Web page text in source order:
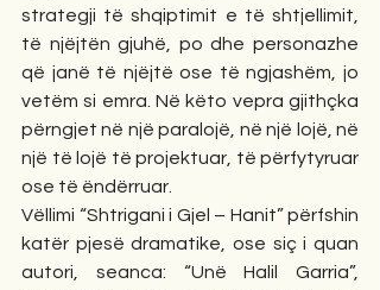
strategji të shqiptimit e të shtjellimit,
të njëjtën gjuhë, po dhe personazhe
që janë të njëjtë ose të ngjashëm, jo
vetëm si emra. Në këto vepra gjithçka
përngjet në një paralojë, në një lojë, në
një të lojë të projektuar, të përfytyruar
ose të ëndërruar.
Vëllimi “Shtrigani i Gjel – Hanit” përfshin
katër pjesë dramatike, ose siç i quan
autori, seanca: “Unë Halil Garria”,